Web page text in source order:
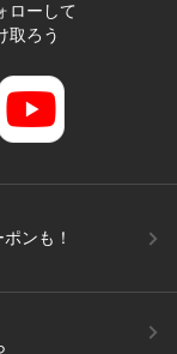
ローして
取ろう
ンも！